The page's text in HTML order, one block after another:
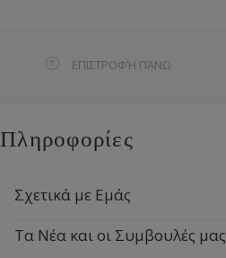
ΕΠΙΣΤΡΟΦΉ ΠΆΝΩ
Πληροφορίες
Σχετικά με Εμάς
Τα Νέα και οι Συμβουλές μας